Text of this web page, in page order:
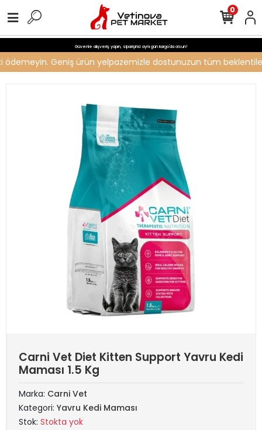
Güvenle alışveriş yapın, siparişiniz aynı gün kargo'da olsun!
Geniş ürün yelpazemizle dostunuzun tüm
0
Carni Vet Diet Kitten Support Yavru Kedi
Maması 1.5 Kg
Marka: Carni Vet
Kategori: Yavru Kedi Maması
Stok: Stokta yok